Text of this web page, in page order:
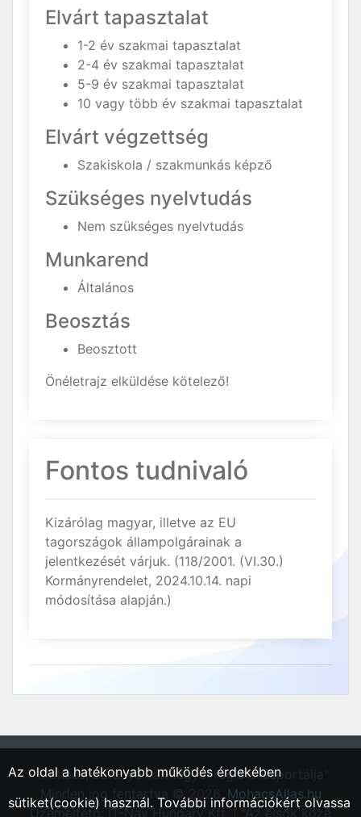
Elvárt tapasztalat
1-2 év szakmai tapasztalat
2-4 év szakmai tapasztalat
5-9 év szakmai tapasztalat
10 vagy több év szakmai tapasztalat
Elvárt végzettség
Szakiskola / szakmunkás képző
Szükséges nyelvtudás
Nem szükséges nyelvtudás
Munkarend
Általános
Beosztás
Beosztott
Önéletrajz elküldése kötelező!
Fontos tudnivaló
Kizárólag magyar, illetve az EU
tagországok állampolgárainak a
jelentkezését várjuk. (118/2001. (VI.30.)
Kormányrendelet, 2024.10.14. napi
módosítása alapján.)
"Mohács, Baranya vármegyei régió állásportálja"
Minden jog fentartva © 2026.MohacsAllas.hu
Üzemeltető: IT-Nav Hungary Kft. | "Az elsők közé
Az oldal a hatékonyabb működés érdekében
sütiket(cookie) használ. További információkért olvassa